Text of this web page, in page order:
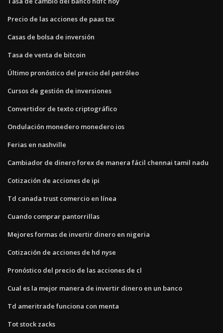
Precio de las acciones de paas tsx
Casas de bolsa de inversión
Tasa de venta de bitcoin
Último pronóstico del precio del petróleo
Cursos de gestión de inversiones
Convertidor de texto criptográfico
Ondulación monedero monedero ios
Ferias en nashville
Cambiador de dinero forex de manera fácil chennai tamil nadu
Cotización de acciones de ipi
Td canada trust comercio en línea
Cuando comprar pantorrillas
Mejores formas de invertir dinero en nigeria
Cotización de acciones de hd nyse
Pronóstico del precio de las acciones de cl
Cual es la mejor manera de invertir dinero en un banco
Td ameritrade funciona con menta
Tot stock zacks